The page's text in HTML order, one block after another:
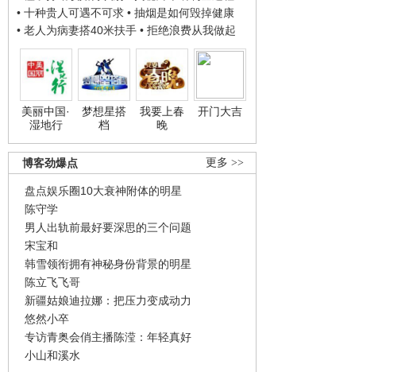
• 十种贵人可遇不可求 • 抽烟是如何毁掉健康
• 老人为病妻搭40米扶手 • 拒绝浪费从我做起
美丽中国·
湿地行
梦想星搭
档
我要上春
晚
开门大吉
更多 >>
博客劲爆点
盘点娱乐圈10大衰神附体的明星
陈守学
男人出轨前最好要深思的三个问题
宋宝和
韩雪领衔拥有神秘身份背景的明星
陈立飞飞哥
新疆姑娘迪拉娜：把压力变成动力
悠然小卒
专访青奥会俏主播陈滢：年轻真好
小山和溪水